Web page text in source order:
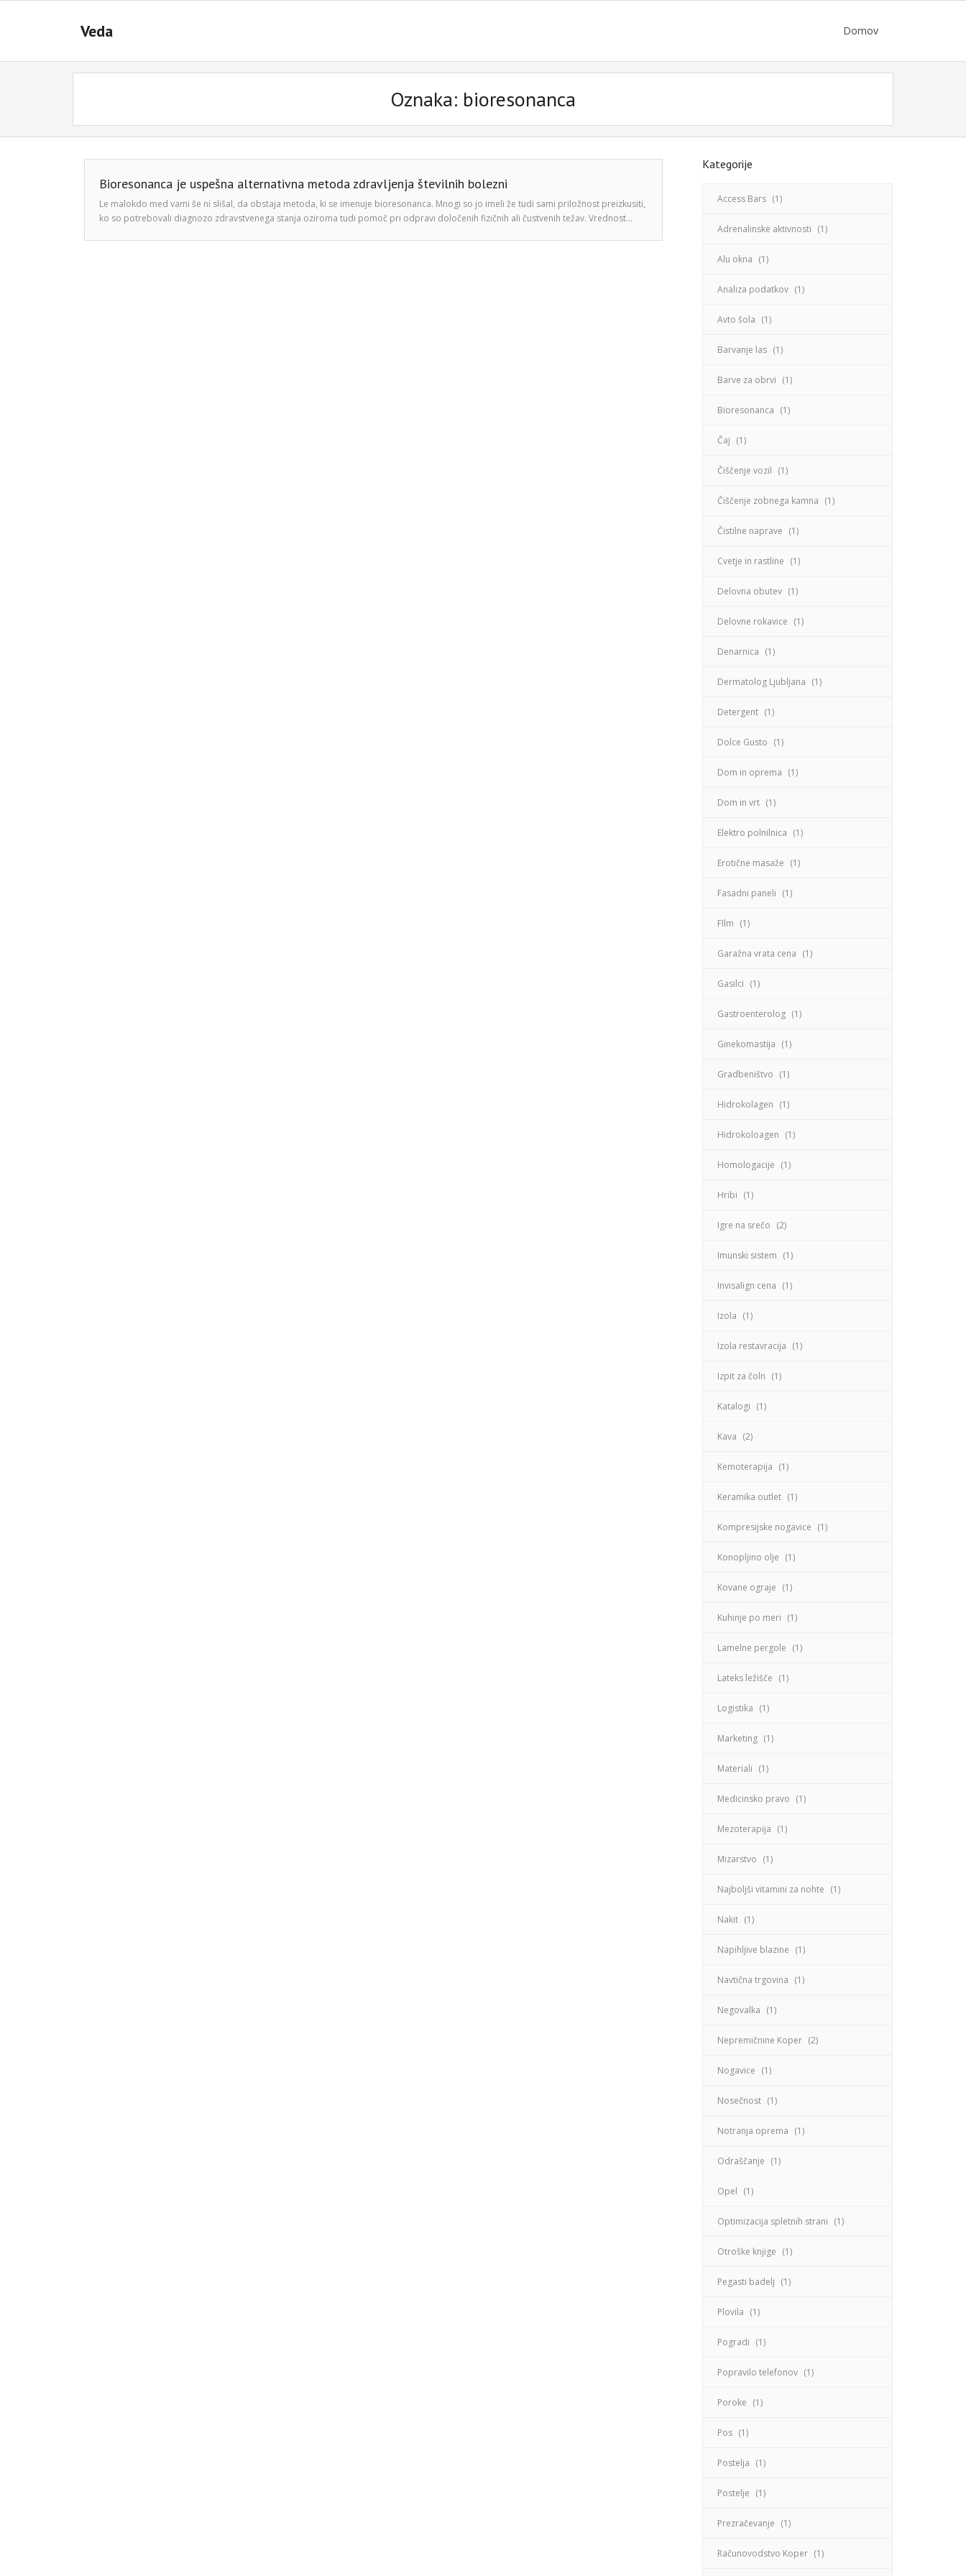
Veda Domov
Oznaka: bioresonanca
Bioresonanca je uspešna alternativna metoda zdravljenja številnih bolezni
Le malokdo med vami še ni slišal, da obstaja metoda, ki se imenuje bioresonanca. Mnogi so jo imeli že tudi sami priložnost preizkusiti,
ko so potrebovali diagnozo zdravstvenega stanja oziroma tudi pomoč pri odpravi določenih fizičnih ali čustvenih težav. Vrednost…
Kategorije
Access Bars (1)
Adrenalinske aktivnosti (1)
Alu okna (1)
Analiza podatkov (1)
Avto šola (1)
Barvanje las (1)
Barve za obrvi (1)
Bioresonanca (1)
Čaj (1)
Čiščenje vozil (1)
Čiščenje zobnega kamna (1)
Čistilne naprave (1)
Cvetje in rastline (1)
Delovna obutev (1)
Delovne rokavice (1)
Denarnica (1)
Dermatolog Ljubljana (1)
Detergent (1)
Dolce Gusto (1)
Dom in oprema (1)
Dom in vrt (1)
Elektro polnilnica (1)
Erotične masaže (1)
Fasadni paneli (1)
FIlm (1)
Garažna vrata cena (1)
Gasilci (1)
Gastroenterolog (1)
Ginekomastija (1)
Gradbeništvo (1)
Hidrokolagen (1)
Hidrokoloagen (1)
Homologacije (1)
Hribi (1)
Igre na srečo (2)
Imunski sistem (1)
Invisalign cena (1)
Izola (1)
Izola restavracija (1)
Izpit za čoln (1)
Katalogi (1)
Kava (2)
Kemoterapija (1)
Keramika outlet (1)
Kompresijske nogavice (1)
Konopljino olje (1)
Kovane ograje (1)
Kuhinje po meri (1)
Lamelne pergole (1)
Lateks ležišče (1)
Logistika (1)
Marketing (1)
Materiali (1)
Medicinsko pravo (1)
Mezoterapija (1)
Mizarstvo (1)
Najboljši vitamini za nohte (1)
Nakit (1)
Napihljive blazine (1)
Navtična trgovina (1)
Negovalka (1)
Nepremičnine Koper (2)
Nogavice (1)
Nosečnost (1)
Notranja oprema (1)
Odraščanje (1)
Opel (1)
Optimizacija spletnih strani (1)
Otroške knjige (1)
Pegasti badelj (1)
Plovila (1)
Pogradi (1)
Popravilo telefonov (1)
Poroke (1)
Pos (1)
Postelja (1)
Postelje (1)
Prezračevanje (1)
Računovodstvo Koper (1)